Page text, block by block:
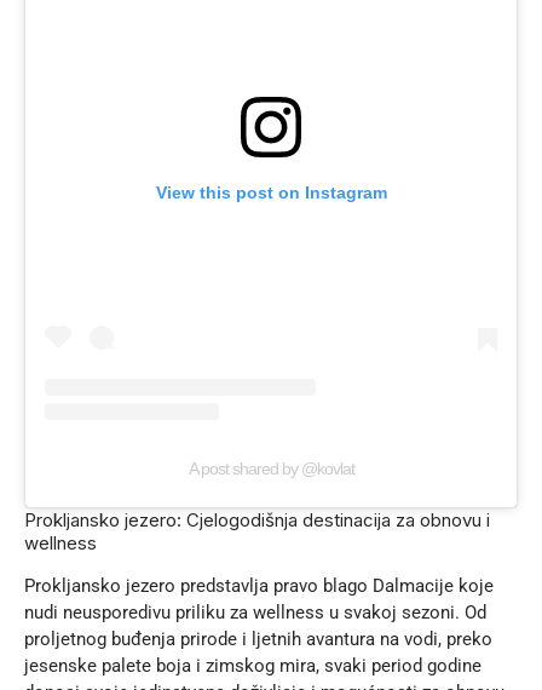
View this post on Instagram
A post shared by @kovlat
Prokljansko jezero: Cjelogodišnja destinacija za obnovu i
wellness
Prokljansko jezero predstavlja pravo blago Dalmacije koje
nudi neusporedivu priliku za wellness u svakoj sezoni. Od
proljetnog buđenja prirode i ljetnih avantura na vodi, preko
jesenske palete boja i zimskog mira, svaki period godine